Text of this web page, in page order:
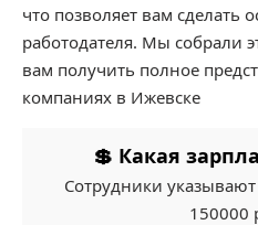
что позволяет вам сделать
работодателя. Мы собрали
вам получить полное
компаниях в Ижевске
💲 Какая
Сотрудники
150000